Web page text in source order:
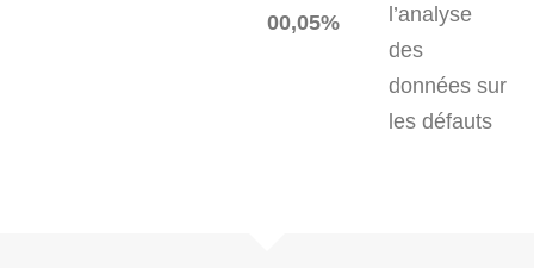
00,05%
l’analyse
des
données sur
les défauts